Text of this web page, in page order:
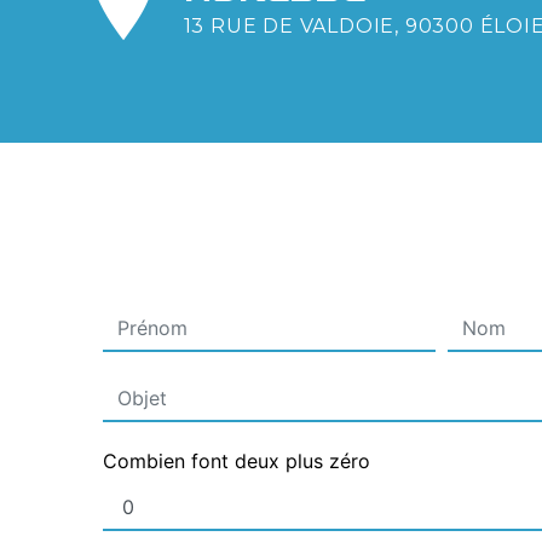
13 RUE DE VALDOIE, 90300 ÉLOIE
Combien font deux plus zéro